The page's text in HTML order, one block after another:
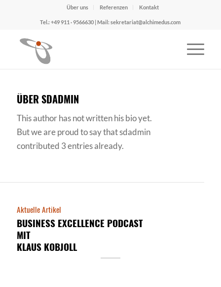
Über uns Referenzen Kontakt
Tel.: +49 911 · 9566630 | Mail: sekretariat@alchimedus.com
ÜBERSDADMIN
This author has not written his bio yet.
But we are proud to say thatsdadmin
contributed 3 entries already.
Aktuelle Artikel
BUSINESS EXCELLENCE PODCAST
MIT
KLAUS KOBJOLL